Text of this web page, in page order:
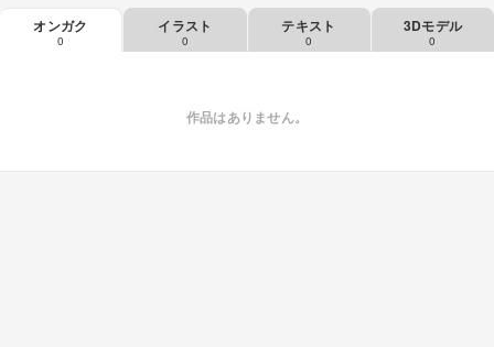
オンガク
0
イラスト
0
テキスト
0
3Dモデル
0
作品はありません。